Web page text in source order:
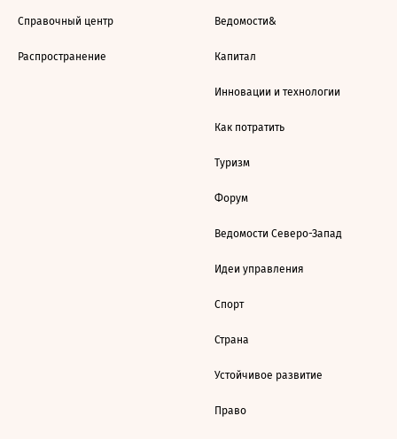
Справочный центр
Распространение
Ведомости&
Капитал
Инновации и технологии
Как потратить
Туризм
Форум
Ведомости Северо-Запад
Идеи управления
Спорт
Страна
Устойчивое развитие
Право